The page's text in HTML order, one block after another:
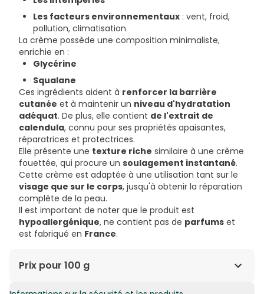
Les facteurs environnementaux : vent, froid,
pollution, climatisation
La crème possède une composition minimaliste,
enrichie en :
Glycérine
Squalane
Ces ingrédients aident à renforcer la barrière
cutanée et à maintenir un niveau d'hydratation
adéquat. De plus, elle contient de l'extrait de
calendula, connu pour ses propriétés apaisantes,
réparatrices et protectrices.
Elle présente une texture riche similaire à une crème
fouettée, qui procure un soulagement instantané.
Cette crème est adaptée à une utilisation tant sur le
visage que sur le corps, jusqu'à obtenir la réparation
complète de la peau.
Il est important de noter que le produit est
hypoallergénique, ne contient pas de parfums et
est fabriqué en France.
Prix pour 100 g